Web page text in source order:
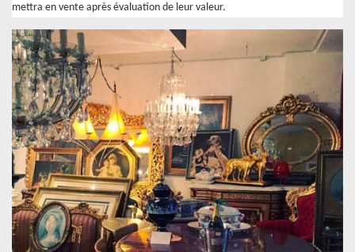
mettra en vente après évaluation de leur valeur.